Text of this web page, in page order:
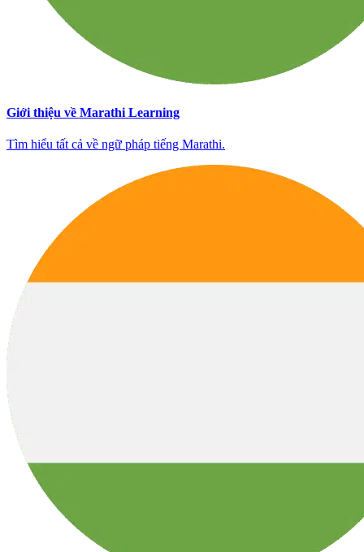
Giới thiệu về Marathi Learning
Tìm hiểu tất cả về ngữ pháp tiếng Marathi.